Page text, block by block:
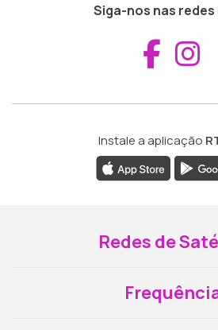
Siga-nos nas
Instale a aplicação
Redes de